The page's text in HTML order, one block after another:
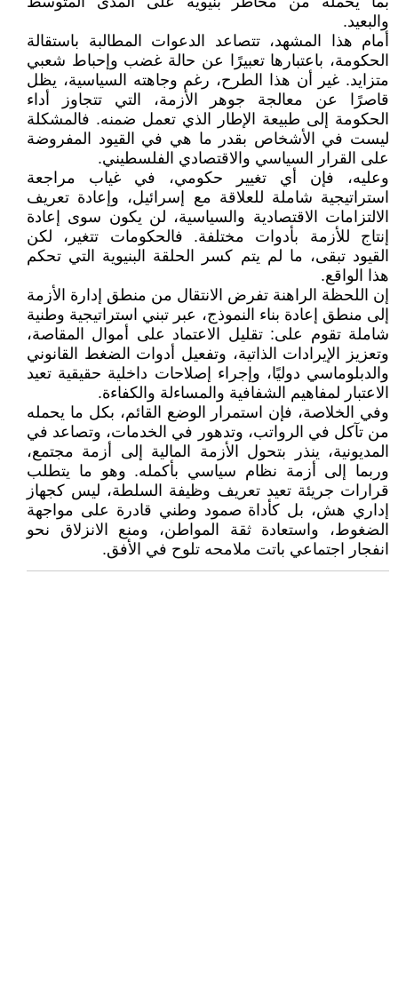
والبعيد.
أمام هذا المشهد، تتصاعد الدعوات المطالبة باستقالة
الحكومة، باعتبارها تعبيرًا عن حالة غضب وإحباط شعبي
متزايد. غير أن هذا الطرح، رغم وجاهته السياسية، يظل
قاصرًا عن معالجة جوهر الأزمة، التي تتجاوز أداء
الحكومة إلى طبيعة الإطار الذي تعمل ضمنه. فالمشكلة
ليست في الأشخاص بقدر ما هي في القيود المفروضة
على القرار السياسي والاقتصادي الفلسطيني.
وعليه، فإن أي تغيير حكومي، في غياب مراجعة
استراتيجية شاملة للعلاقة مع إسرائيل، وإعادة تعريف
الالتزامات الاقتصادية والسياسية، لن يكون سوى إعادة
إنتاج للأزمة بأدوات مختلفة. فالحكومات تتغير، لكن
القيود تبقى، ما لم يتم كسر الحلقة البنيوية التي تحكم
هذا الواقع.
إن اللحظة الراهنة تفرض الانتقال من منطق إدارة الأزمة
إلى منطق إعادة بناء النموذج، عبر تبني استراتيجية وطنية
شاملة تقوم على: تقليل الاعتماد على أموال المقاصة،
وتعزيز الإيرادات الذاتية، وتفعيل أدوات الضغط القانوني
والدبلوماسي دوليًا، وإجراء إصلاحات داخلية حقيقية تعيد
الاعتبار لمفاهيم الشفافية والمساءلة والكفاءة.
وفي الخلاصة، فإن استمرار الوضع القائم، بكل ما يحمله
من تآكل في الرواتب، وتدهور في الخدمات، وتصاعد في
المديونية، ينذر بتحول الأزمة المالية إلى أزمة مجتمع،
وربما إلى أزمة نظام سياسي بأكمله. وهو ما يتطلب
قرارات جريئة تعيد تعريف وظيفة السلطة، ليس كجهاز
إداري هش، بل كأداة صمود وطني قادرة على مواجهة
الضغوط، واستعادة ثقة المواطن، ومنع الانزلاق نحو
انفجار اجتماعي باتت ملامحه تلوح في الأفق.